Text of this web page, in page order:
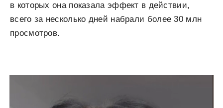
в которых она показала эффект в действии,
всего за несколько дней набрали более 30 млн
просмотров.